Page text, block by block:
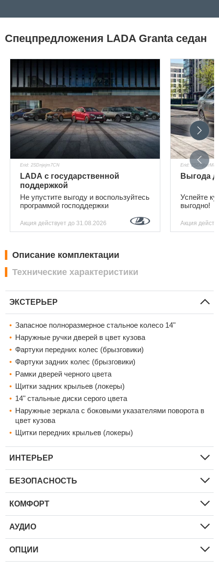
Спецпредложения LADA Granta седан
Erid: 2SDnjejm7CN
LADA с государственной
поддержкой
Не упустите выгоду и воспользуйтесь
программой господдержки
Акция действует до 31.08.2026
Erid: 2SDnjbxrMuV
Выгода
Успейте
выгодно!
Акция
Описание комплектации
Технические характеристики
ЭКСТЕРЬЕР
Запасное полноразмерное стальное колесо 14"
Наружные ручки дверей в цвет кузова
Фартуки передних колес (брызговики)
Фартуки задних колес (брызговики)
Рамки дверей черного цвета
Щитки задних крыльев (локеры)
14" стальные диски серого цвета
Наружные зеркала с боковыми указателями поворота в
цвет кузова
Щитки передних крыльев (локеры)
ИНТЕРЬЕР
БЕЗОПАСНОСТЬ
КОМФОРТ
АУДИО
ОПЦИИ